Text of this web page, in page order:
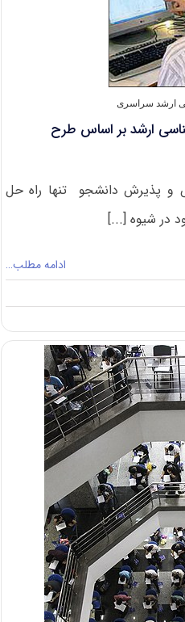
ارشد سراسری
ارشد بر اساس طرح
پذیرش دانشجو تنها راه حل
در شیوه [...]
ادامه مطلب…